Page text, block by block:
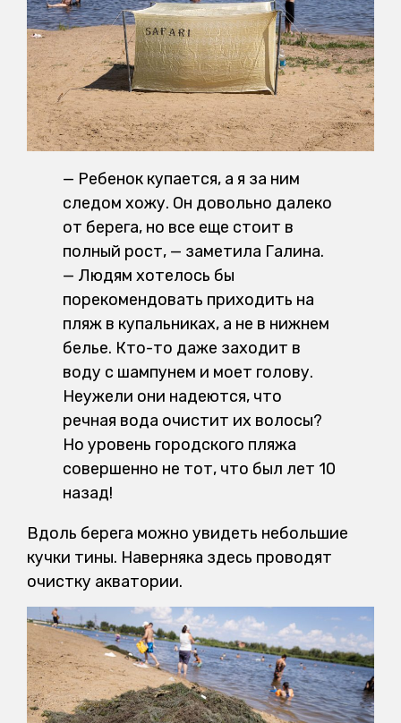
— Ребенок купается, а я за ним
следом хожу. Он довольно далеко
от берега, но все еще стоит в
полный рост, — заметила Галина.
— Людям хотелось бы
порекомендовать приходить на
пляж в купальниках, а не в нижнем
белье. Кто-то даже заходит в
воду с шампунем и моет голову.
Неужели они надеются, что
речная вода очистит их волосы?
Но уровень городского пляжа
совершенно не тот, что был лет 10
назад!
Вдоль берега можно увидеть небольшие
кучки тины. Наверняка здесь проводят
очистку акватории.